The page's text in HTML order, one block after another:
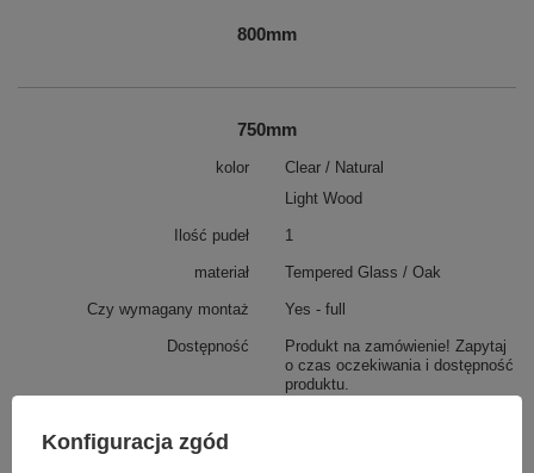
800mm
750mm
kolor
Clear / Natural
Light Wood
Ilość pudeł 1
materiał Tempered Glass / Oak
Czy wymagany montaż Yes - full
Dostępność
Produkt na zamówienie! Zapytaj
o czas oczekiwania i dostępność
produktu.
Zobacz również
Konfiguracja zgód